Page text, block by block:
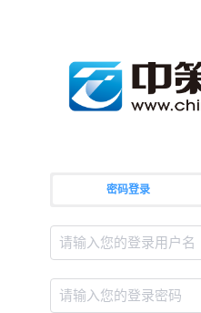
密码登录
请输入您的登录用户名
请输入您的登录密码